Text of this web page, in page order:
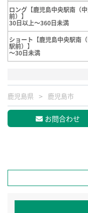
ロング【鹿児島中央駅南（
前）】
30日以上～360日未満
ショート【鹿児島中央駅南
駅前）】
～30日未満
鹿児島県 鹿児島市
お問合わせ